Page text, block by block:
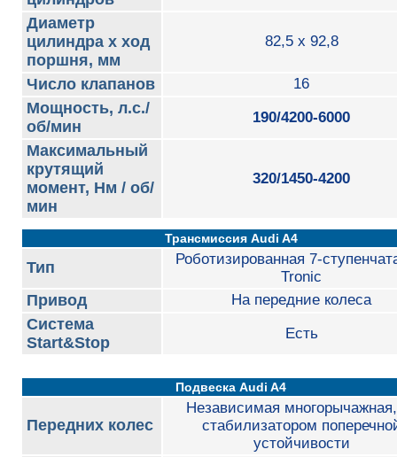
Диаметр
цилиндра х ход
поршня, мм
82,5 x 92,8
Число клапанов 16
Мощность, л.с./
об/мин
190/4200-6000
Максимальный
крутящий
момент, Нм / об/
мин
320/1450-4200
Трансмиссия Audi A4
Тип
Роботизированная 7-
Tronic
Привод На передние колеса
Система
Start&Stop
Есть
Подвеска Audi A4
Передних колес
Независимая
стабилизатором
устойчивости